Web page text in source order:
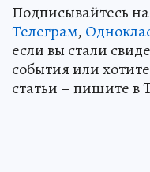
Подписывайтесь
Телеграм,
если вы стали
события или
статьи – пишите в